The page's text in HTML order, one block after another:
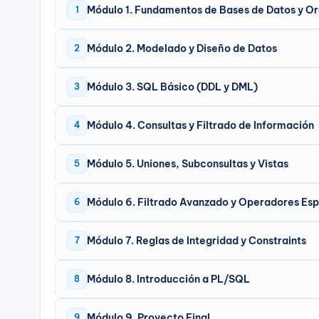
1 Módulo 1. Fundamentos de Bases de Datos y
2 Módulo 2. Modelado y Diseño de Datos
3 Módulo 3. SQL Básico (DDL y DML)
4 Módulo 4. Consultas y Filtrado de Información
5 Módulo 5. Uniones, Subconsultas y Vistas
6 Módulo 6. Filtrado Avanzado y Operadores
7 Módulo 7. Reglas de Integridad y Constraints
8 Módulo 8. Introducción a PL/SQL